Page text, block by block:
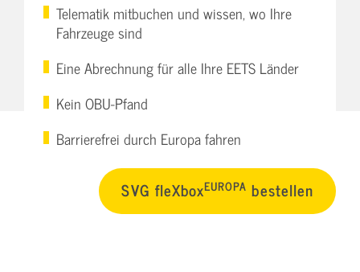
Telematik mitbuchen und wissen, wo Ihre
Fahrzeuge sind
Eine Abrechnung für alle Ihre EETS Länder
Kein OBU-Pfand
Barrierefrei durch Europa fahren
SVG fleXboxEUROPA bestellen